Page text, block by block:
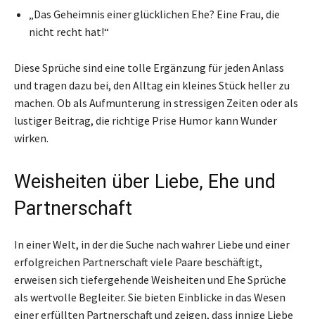
„Das Geheimnis einer glücklichen Ehe? Eine Frau, die
nicht recht hat!“
Diese Sprüche sind eine tolle Ergänzung für jeden Anlass
und tragen dazu bei, den Alltag ein kleines Stück heller zu
machen. Ob als Aufmunterung in stressigen Zeiten oder als
lustiger Beitrag, die richtige Prise Humor kann Wunder
wirken.
Weisheiten über Liebe, Ehe und
Partnerschaft
In einer Welt, in der die Suche nach wahrer Liebe und einer
erfolgreichen Partnerschaft viele Paare beschäftigt,
erweisen sich tiefergehende Weisheiten und Ehe Sprüche
als wertvolle Begleiter. Sie bieten Einblicke in das Wesen
einer erfüllten Partnerschaft und zeigen, dass innige Liebe